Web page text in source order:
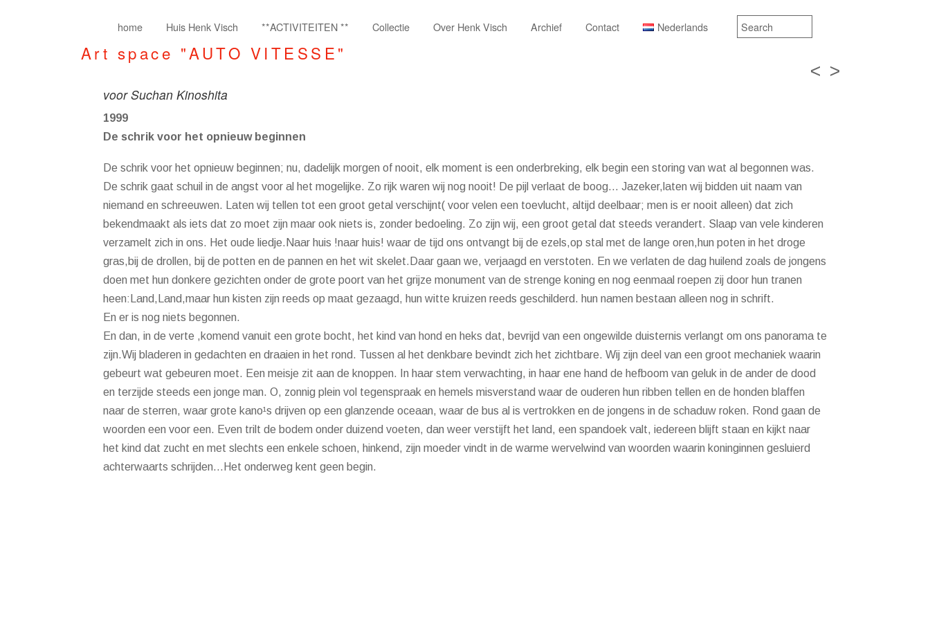
home Huis Henk Visch **ACTIVITEITEN ** Collectie Over Henk Visch Archief Contact Nederlands
Art space "AUTO VITESSE"
>
<
voor Suchan Kinoshita
1999
De schrik voor het opnieuw beginnen
De schrik voor het opnieuw beginnen; nu, dadelijk morgen of nooit, elk moment is een onderbreking, elk begin een storing van wat al begonnen was.
De schrik gaat schuil in de angst voor al het mogelijke. Zo rijk waren wij nog nooit! De pijl verlaat de boog… Jazeker,laten wij bidden uit naam van
niemand en schreeuwen. Laten wij tellen tot een groot getal verschijnt( voor velen een toevlucht, altijd deelbaar; men is er nooit alleen) dat zich
bekendmaakt als iets dat zo moet zijn maar ook niets is, zonder bedoeling. Zo zijn wij, een groot getal dat steeds verandert. Slaap van vele kinderen
verzamelt zich in ons. Het oude liedje.Naar huis !naar huis! waar de tijd ons ontvangt bij de ezels,op stal met de lange oren,hun poten in het droge
gras,bij de drollen, bij de potten en de pannen en het wit skelet.Daar gaan we, verjaagd en verstoten. En we verlaten de dag huilend zoals de jongens
doen met hun donkere gezichten onder de grote poort van het grijze monument van de strenge koning en nog eenmaal roepen zij door hun tranen
heen:Land,Land,maar hun kisten zijn reeds op maat gezaagd, hun witte kruizen reeds geschilderd. hun namen bestaan alleen nog in schrift.
En er is nog niets begonnen.
En dan, in de verte ,komend vanuit een grote bocht, het kind van hond en heks dat, bevrijd van een ongewilde duisternis verlangt om ons panorama te
zijn.Wij bladeren in gedachten en draaien in het rond. Tussen al het denkbare bevindt zich het zichtbare. Wij zijn deel van een groot mechaniek waarin
gebeurt wat gebeuren moet. Een meisje zit aan de knoppen. In haar stem verwachting, in haar ene hand de hefboom van geluk in de ander de dood
en terzijde steeds een jonge man. O, zonnig plein vol tegenspraak en hemels misverstand waar de ouderen hun ribben tellen en de honden blaffen
naar de sterren, waar grote kano¹s drijven op een glanzende oceaan, waar de bus al is vertrokken en de jongens in de schaduw roken. Rond gaan de
woorden een voor een. Even trilt de bodem onder duizend voeten, dan weer verstijft het land, een spandoek valt, iedereen blijft staan en kijkt naar
het kind dat zucht en met slechts een enkele schoen, hinkend, zijn moeder vindt in de warme wervelwind van woorden waarin koninginnen gesluierd
achterwaarts schrijden…Het onderweg kent geen begin.